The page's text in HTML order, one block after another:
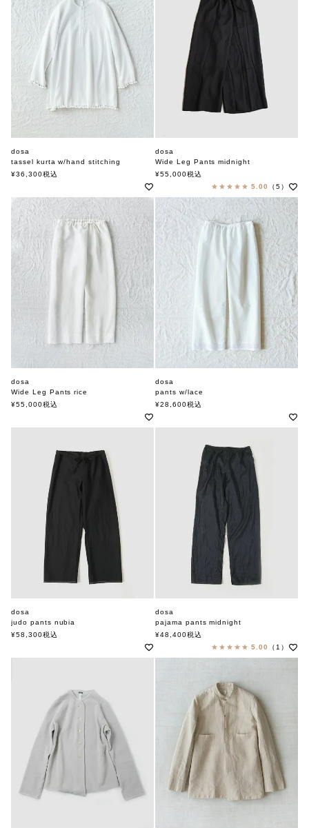
dosa
tassel kurta w/hand stitching
ドーサ
¥36,300税込
dosa
Wide Leg Pants midnight
ドーサ
¥55,000税込
5.00
（5）
dosa
Wide Leg Pants rice
ドーサ
¥55,000税込
dosa
pants w/lace
ドーサ
¥28,600税込
dosa
judo pants nubia
ドーサ
¥58,300税込
dosa
pajama pants midnight
ドーサ
¥48,400税込
5.00
（1）